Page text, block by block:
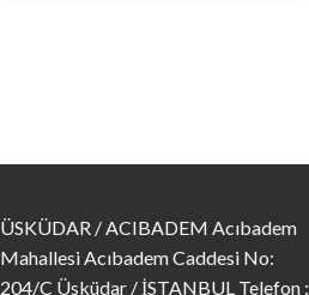
ÜSKÜDAR / ACIBADEM Acıbadem
Mahallesi Acıbadem Caddesi No:
204/C Üsküdar / İSTANBUL Telefon :